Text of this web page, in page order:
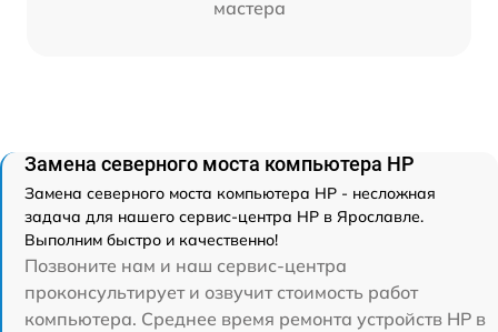
мастера
Замена северного моста компьютера HP
Замена северного моста компьютера HP - несложная
задача для нашего сервис-центра HP в Ярославле.
Выполним быстро и качественно!
Позвоните нам и наш сервис-центра
проконсультирует и озвучит стоимость работ
компьютера. Среднее время ремонта устройств HP в